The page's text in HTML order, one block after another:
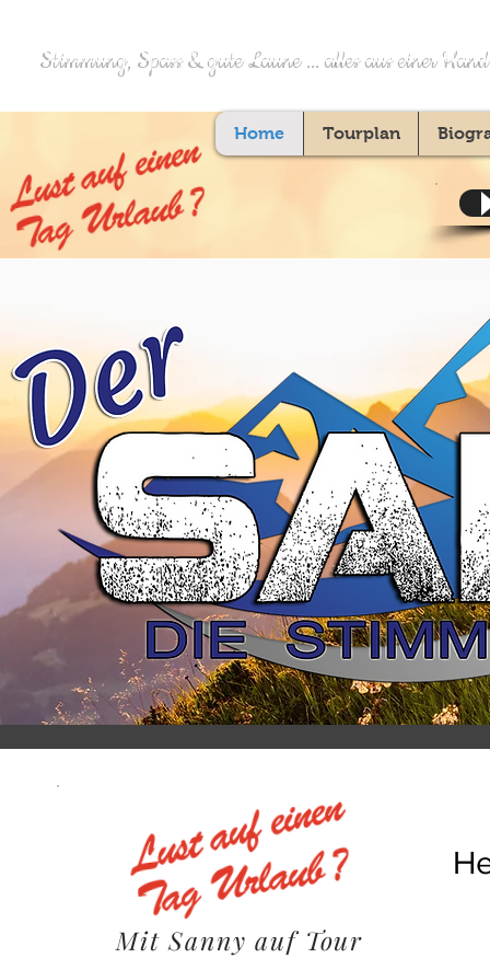
Stimmung, Spass & gute Laune ... alles aus einer Hand
Home Tourplan
Mit Sanny auf Tour